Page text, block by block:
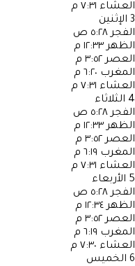
العشاء ٧:٣١ م
3 الإثنين
الفجر ٥:٢٨ ص
الظهر ١٢:٣٣ م
العصر ٣:٥٢ م
المغرب ٦:٢٠ م
العشاء ٧:٣١ م
4 الثلاثاء
الفجر ٥:٢٨ ص
الظهر ١٢:٣٣ م
العصر ٣:٥٢ م
المغرب ٦:١٩ م
العشاء ٧:٣١ م
5 الأربعاء
الفجر ٥:٢٨ ص
الظهر ١٢:٣٤ م
العصر ٣:٥٢ م
المغرب ٦:١٩ م
العشاء ٧:٣٠ م
6 الخميس